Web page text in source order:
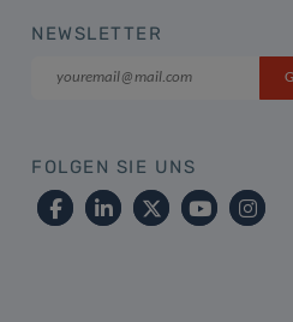
NEWSLETTER
FOLGEN SIE UNS